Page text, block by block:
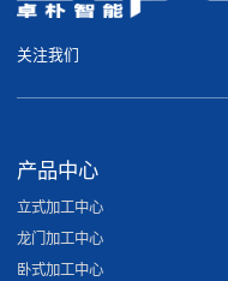
关注我们
产品中心
立式加工中心
龙门加工中心
卧式加工中心